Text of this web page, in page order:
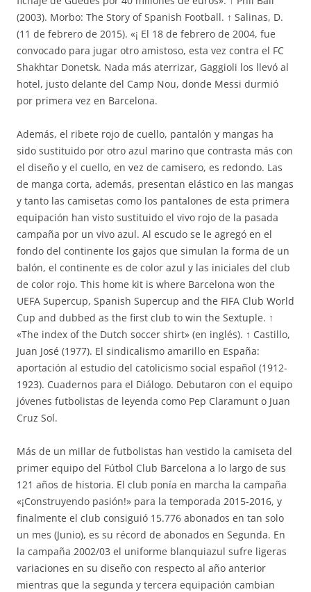
(2003). Morbo: The Story of Spanish Football. ↑ Salinas, D.
(11 de febrero de 2015). «¡ El 18 de febrero de 2004, fue
convocado para jugar otro amistoso, esta vez contra el FC
Shakhtar Donetsk. Nada más aterrizar, Gaggioli los llevó al
hotel, justo delante del Camp Nou, donde Messi durmió
por primera vez en Barcelona.
Además, el ribete rojo de cuello, pantalón y mangas ha
sido sustituido por otro azul marino que contrasta más con
el diseño y el cuello, en vez de camisero, es redondo. Las
de manga corta, además, presentan elástico en las mangas
y tanto las camisetas como los pantalones de esta primera
equipación han visto sustituido el vivo rojo de la pasada
campaña por un vivo azul. Al escudo se le agregó en el
fondo del continente los gajos que simulan la forma de un
balón, el continente es de color azul y las iniciales del club
de color rojo. This home kit is where Barcelona won the
UEFA Supercup, Spanish Supercup and the FIFA Club World
Cup and dubbed as the first club to win the Sextuple. ↑
«The index of the Dutch soccer shirt» (en inglés). ↑ Castillo,
Juan José (1977). El sindicalismo amarillo en España:
aportación al estudio del catolicismo social español (1912-
1923). Cuadernos para el Diálogo. Debutaron con el equipo
jóvenes futbolistas de leyenda como Pep Claramunt o Juan
Cruz Sol.
Más de un millar de futbolistas han vestido la camiseta del
primer equipo del Fútbol Club Barcelona a lo largo de sus
121 años de historia. El club ponía en marcha la campaña
«¡Construyendo pasión!» para la temporada 2015-2016, y
finalmente el club consiguió 15.776 abonados en tan solo
un mes (Junio), es su récord de abonados en Segunda. En
la campaña 2002/03 el uniforme blanquiazul sufre ligeras
variaciones en su diseño con respecto al año anterior
mientras que la segunda y tercera equipación cambian